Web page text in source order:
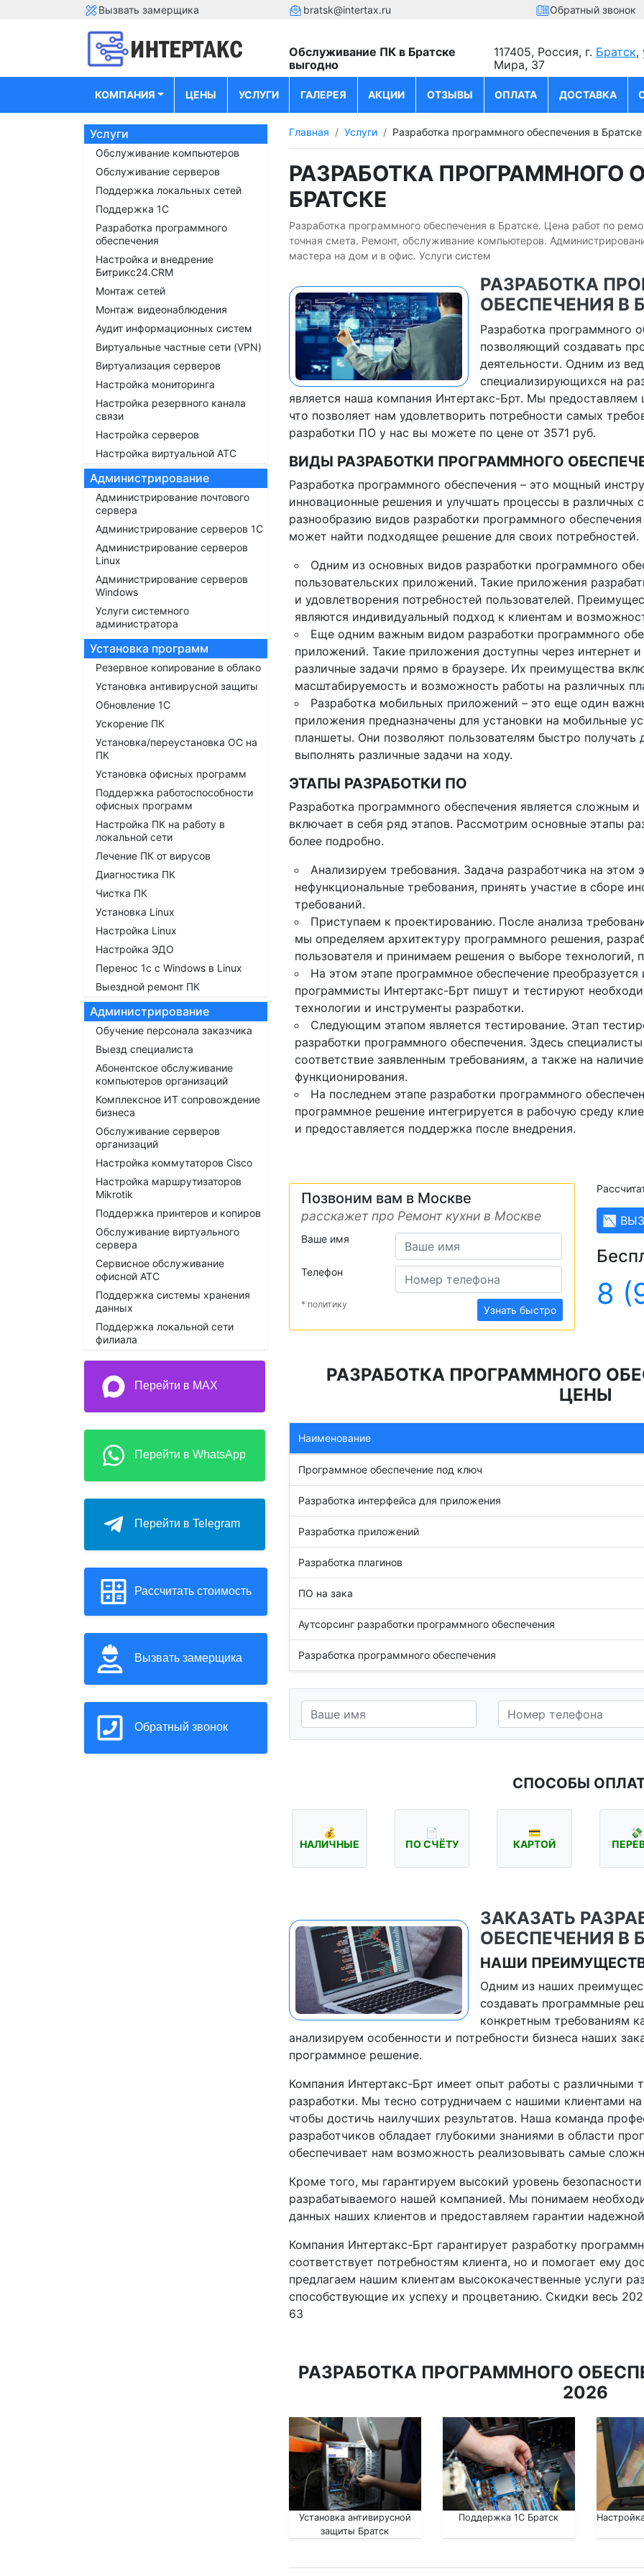
Вызвать замерщика bratsk@intertax.ru Обратный звонок
Обслуживание ПК в Братске
выгодно
117405, Россия, г. Братск,
Мира, 37
КОМПАНИЯ ЦЕНЫ УСЛУГИ ГАЛЕРЕЯ АКЦИИ ОТЗЫВЫ ОПЛАТА ДОСТАВКА
Услуги
Обслуживание компьютеров
Обслуживание серверов
Поддержка локальных сетей
Поддержка 1С
Разработка программного
обеспечения
Настройка и внедрение
Битрикс24.CRM
Монтаж сетей
Монтаж видеонаблюдения
Аудит информационных систем
Виртуальные частные сети (VPN)
Виртуализация серверов
Настройка мониторинга
Настройка резервного канала
связи
Настройка серверов
Настройка виртуальной АТС
Администрирование
Администрирование почтового
сервера
Администрирование серверов 1С
Администрирование серверов
Linux
Администрирование серверов
Windows
Услуги системного
администратора
Установка программ
Резервное копирование в облако
Установка антивирусной защиты
Обновление 1С
Ускорение ПК
Установка/переустановка ОС на
ПК
Установка офисных программ
Поддержка работоспособности
офисных программ
Настройка ПК на работу в
локальной сети
Лечение ПК от вирусов
Диагностика ПК
Чистка ПК
Установка Linux
Настройка Linux
Настройка ЭДО
Перенос 1с с Windows в Linux
Выездной ремонт ПК
Администрирование
Обучение персонала заказчика
Выезд специалиста
Абонентское обслуживание
компьютеров организаций
Комплексное ИТ сопровождение
бизнеса
Обслуживание серверов
организаций
Настройка коммутаторов Cisco
Настройка маршрутизаторов
Mikrotik
Поддержка принтеров и копиров
Обслуживание виртуального
сервера
Сервисное обслуживание
офисной АТС
Поддержка системы хранения
данных
Поддержка локальной сети
филиала
Перейти в MAX
Перейти в WhatsApp
Перейти в Telegram
Рассчитать стоимость
Вызвать замерщика
Обратный звонок
Главная Услуги Разработка программного обеспечения в Братске
РАЗРАБОТКА ПРОГРАММНОГО
БРАТСКЕ
Разработка программного обеспечения в Братске. Цена работ по
точная смета. Ремонт, обслуживание компьютеров.
мастера на дом и в офис. Услуги систем
РАЗРАБОТКА
ОБЕСПЕЧЕНИЯ В
Разработка программного
позволяющий создавать
деятельности. Одним из
специализирующихся на
является наша компания Интертакс-Брт. Мы предоставляем
что позволяет нам удовлетворить потребности самых
разработки ПО у нас вы можете по цене от 3571 руб.
ВИДЫ РАЗРАБОТКИ ПРОГРАММНОГО
Разработка программного обеспечения – это мощный
инновационные решения и улучшать процессы в различных
разнообразию видов разработки программного
может найти подходящее решение для своих потребностей.
Одним из основных видов разработки программного
пользовательских приложений. Такие приложения
и удовлетворения потребностей пользователей.
являются индивидуальный подход к клиентам и
Еще одним важным видом разработки программного
приложений. Такие приложения доступны через интернет
различные задачи прямо в браузере. Их преимущества
масштабируемость и возможность работы на различных
Разработка мобильных приложений – это еще один
приложения предназначены для установки на мобильные
планшеты. Они позволяют пользователям быстро
выполнять различные задачи на ходу.
ЭТАПЫ РАЗРАБОТКИ ПО
Разработка программного обеспечения является сложным
включает в себя ряд этапов. Рассмотрим основные этапы
более подробно.
Анализируем требования. Задача разработчика на этом
нефункциональные требования, принять участие в сборе
требований.
Приступаем к проектированию. После анализа
мы определяем архитектуру программного решения,
пользователя и принимаем решения о выборе
На этом этапе программное обеспечение
программисты Интертакс-Брт пишут и тестируют
технологии и инструменты разработки.
Следующим этапом является тестирование. Этап
разработки программного обеспечения. Здесь
соответствие заявленным требованиям, а также на
функционирования.
На последнем этапе разработки программного
программное решение интегрируется в рабочую среду
и предоставляется поддержка после внедрения.
Позвоним вам в Москве
расскажет про Ремонт кухни в Москве
Ваше имя
Телефон
* политику Узнать быстро
📉
8
РАЗРАБОТКА ПРОГРАММНОГО
ЦЕНЫ
Наименование
Программное обеспечение под ключ
Разработка интерфейса для приложения
Разработка приложений
Разработка плагинов
ПО на зака
Аутсорсинг разработки программного обеспечения
Разработка программного обеспечения
СПОСОБЫ
💰
НАЛИЧНЫЕ
📄
ПО СЧЁТУ
💳
КАРТОЙ
💸
ЗАКАЗАТЬ
ОБЕСПЕЧЕНИЯ В
НАШИ
Одним из наших
создавать программные
конкретным требованиям
анализируем особенности и потребности бизнеса наших
программное решение.
Компания Интертакс-Брт имеет опыт работы с различными
разработки. Мы тесно сотрудничаем с нашими клиентами
чтобы достичь наилучших результатов. Наша команда
разработчиков обладает глубокими знаниями в области
обеспечивает нам возможность реализовывать самые
Кроме того, мы гарантируем высокий уровень
разрабатываемого нашей компанией. Мы понимаем
данных наших клиентов и предоставляем гарантии
Компания Интертакс-Брт гарантирует разработку
соответствует потребностям клиента, но и помогает ему
предлагаем нашим клиентам высококачественные услуги
способствующие их успеху и процветанию. Скидки весь
63
РАЗРАБОТКА ПРОГРАММНОГО
2026
Установка антивирусной
защиты Братск
Поддержка 1С Братск